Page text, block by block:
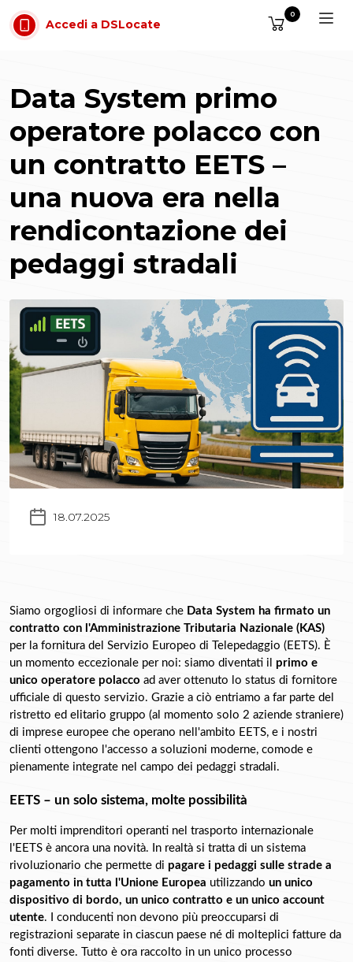
Vai al contenuto
Accedi a DSLocate
0
Data System primo
operatore polacco con
un contratto EETS –
una nuova era nella
rendicontazione dei
pedaggi stradali
18.07.2025
Siamo orgogliosi di informare che Data System ha firmato un
contratto con l'Amministrazione Tributaria Nazionale (KAS)
per la fornitura del Servizio Europeo di Telepedaggio (EETS). È
un momento eccezionale per noi: siamo diventati il primo e
unico operatore polacco ad aver ottenuto lo status di fornitore
ufficiale di questo servizio. Grazie a ciò entriamo a far parte del
ristretto ed elitario gruppo (al momento solo 2 aziende straniere)
di imprese europee che operano nell'ambito EETS, e i nostri
clienti ottengono l'accesso a soluzioni moderne, comode e
pienamente integrate nel campo dei pedaggi stradali.
EETS – un solo sistema, molte possibilità
Per molti imprenditori operanti nel trasporto internazionale
l'EETS è ancora una novità. In realtà si tratta di un sistema
rivoluzionario che permette di pagare i pedaggi sulle strade a
pagamento in tutta l'Unione Europea utilizzando un unico
dispositivo di bordo, un unico contratto e un unico account
utente. I conducenti non devono più preoccuparsi di
registrazioni separate in ciascun paese né di molteplici fatture da
fonti diverse. Tutto è ora raccolto in un unico processo